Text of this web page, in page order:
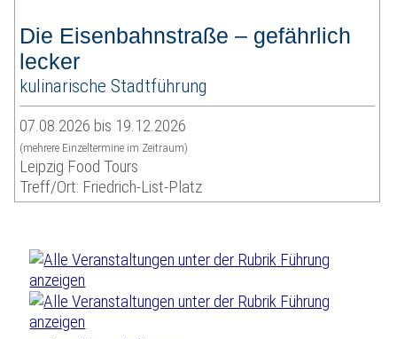
Die Eisenbahnstraße – gefährlich
lecker
kulinarische Stadtführung
07.08.2026 bis 19.12.2026
(mehrere Einzeltermine im Zeitraum)
Leipzig Food Tours
Treff/Ort: Friedrich-List-Platz